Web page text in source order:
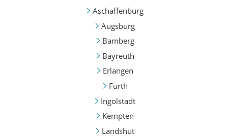
Aschaffenburg
Augsburg
Bamberg
Bayreuth
Erlangen
Fürth
Ingolstadt
Kempten
Landshut